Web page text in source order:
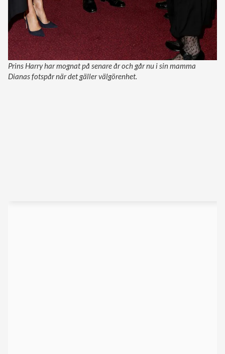
Prins Harry har mognat på senare år och går nu i sin mamma
Dianas fotspår när det gäller välgörenhet.